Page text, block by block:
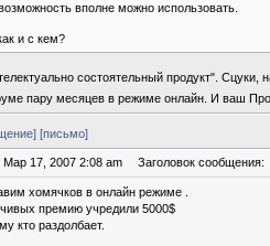
вполне можно использовать.
и с кем?
состоятельный продукт". Сцуки,
пару месяцев в режиме онлайн. И ваш
[письмо]
17, 2007 2:08 am Заголовок сообщения:
хомячков в онлайн режиме .
премию учредили 5000$
кто раздолбает.